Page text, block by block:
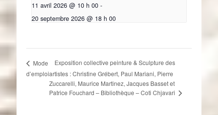
11 avril 2026 @ 10 h 00 -
20 septembre 2026 @ 18 h 00
Mode
d’emploi
Exposition collective peinture & Sculpture des
artistes : Christine Grébert, Paul Mariani, Pierre
Zuccarelli, Maurice Martinez, Jacques Basset et
Patrice Fouchard – Bibliothèque – Coti Chjavari